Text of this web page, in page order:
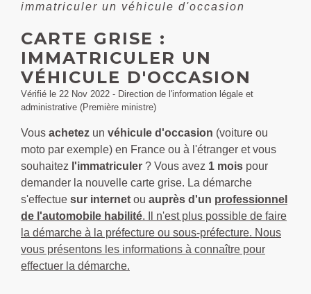
immatriculer un véhicule d'occasion
CARTE GRISE :
IMMATRICULER UN
VÉHICULE D'OCCASION
Vérifié le 22 Nov 2022 - Direction de l'information légale et
administrative (Première ministre)
Vous achetez un véhicule d'occasion (voiture ou
moto par exemple) en France ou à l'étranger et vous
souhaitez l'immatriculer ? Vous avez 1 mois pour
demander la nouvelle carte grise. La démarche
s'effectue sur internet ou auprès d'un professionnel
de l'automobile habilité. Il n'est plus possible de faire
la démarche à la préfecture ou sous-préfecture. Nous
vous présentons les informations à connaître pour
effectuer la démarche.